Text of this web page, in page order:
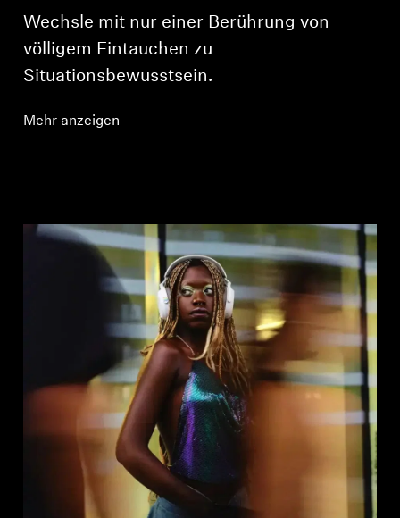
Wechsle mit nur einer Berührung von
völligem Eintauchen zu
Situationsbewusstsein.
Mehr anzeigen